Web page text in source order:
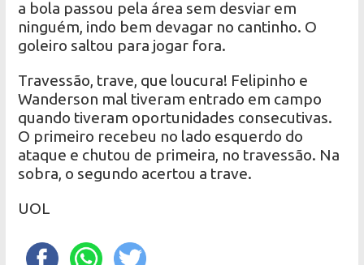
a bola passou pela área sem desviar em
ninguém, indo bem devagar no cantinho. O
goleiro saltou para jogar fora.
Travessão, trave, que loucura! Felipinho e
Wanderson mal tiveram entrado em campo
quando tiveram oportunidades consecutivas.
O primeiro recebeu no lado esquerdo do
ataque e chutou de primeira, no travessão. Na
sobra, o segundo acertou a trave.
UOL